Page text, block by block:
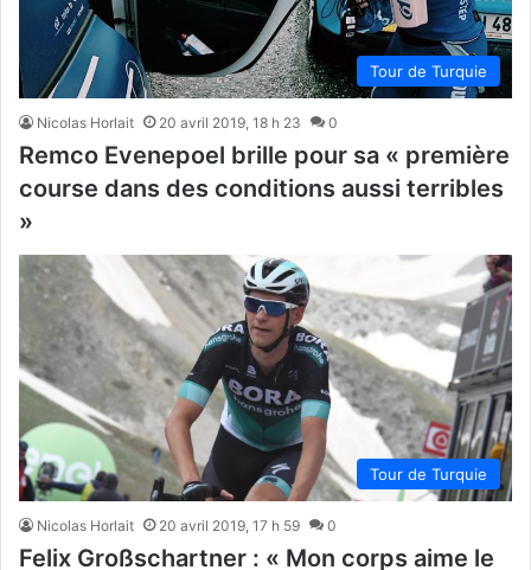
Tour de Turquie
Nicolas Horlait 20 avril 2019, 18 h 23 0
Remco Evenepoel brille pour sa « première
course dans des conditions aussi terribles
»
Tour de Turquie
Nicolas Horlait 20 avril 2019, 17 h 59 0
Felix Großschartner : « Mon corps aime le